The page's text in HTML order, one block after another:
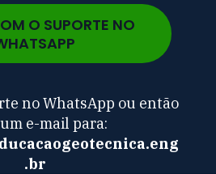
no WhatsApp ou então
.br
O SUPORTE NO